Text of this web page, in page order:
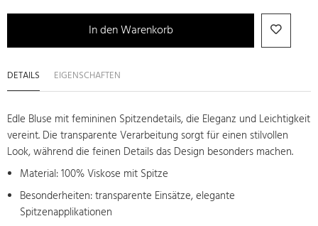
In den Warenkorb
DETAILS EIGENSCHAFTEN
Edle Bluse mit femininen Spitzendetails, die Eleganz und Leichtigkeit
vereint. Die transparente Verarbeitung sorgt für einen stilvollen
Look, während die feinen Details das Design besonders machen.
Material: 100% Viskose mit Spitze
Besonderheiten: transparente Einsätze, elegante
Spitzenapplikationen